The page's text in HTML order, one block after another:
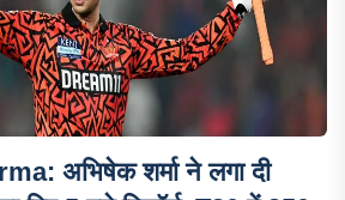
अभिषेक शर्मा ने लगा दी